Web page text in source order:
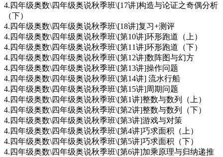
4.四年级奥数\四年级奥说秋季班\[17讲]构造与论证之奇偶分析
（下）
4.四年级奥数\四年级奥说秋季班\[18讲]复习+测评
4.四年级奥数\四年级奥说秋季班\[第10讲]环形跑道（上）
4.四年级奥数\四年级奥说秋季班\[第11讲]环形跑道（下）
4.四年级奥数\四年级奥说秋季班\[第12讲]数阵图与幻方
4.四年级奥数\四年级奥说秋季班\[第13讲]操作问题
4.四年级奥数\四年级奥说秋季班\[第14讲] 流水行船
4.四年级奥数\四年级奥说秋季班\[第15讲]周期问题
4.四年级奥数\四年级奥说秋季班\[第1讲]整数与数列（上）
4.四年级奥数\四年级奥说秋季班\[第2讲]整数与数列（下）
4.四年级奥数\四年级奥说秋季班\[第3讲]游戏与对策
4.四年级奥数\四年级奥说秋季班\[第4讲]巧求面积（上）
4.四年级奥数\四年级奥说秋季班\[第5讲]巧求面积（下）
4.四年级奥数\四年级奥说秋季班\[第6讲]加乘原理与归纳递推